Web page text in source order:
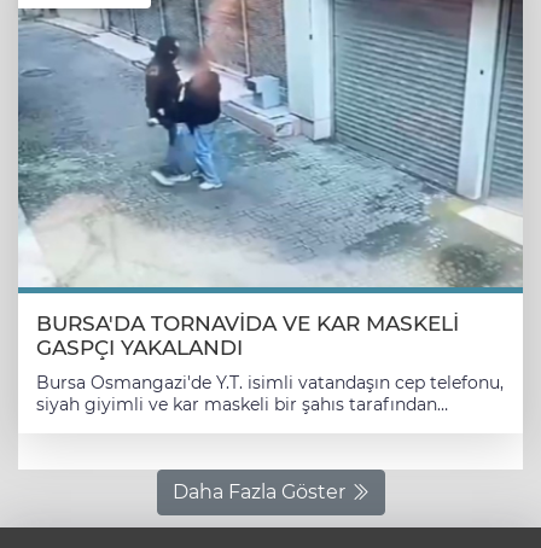
BURSA'DA TORNAVİDA VE KAR MASKELİ
GASPÇI YAKALANDI
Bursa Osmangazi'de Y.T. isimli vatandaşın cep telefonu,
siyah giyimli ve kar maskeli bir şahıs tarafından
telefonunu alıp kaçtığı anlar çevredeki bir iş yerinin
güvenlik kamerası tarafından saniye saniye kaydedildi.
Olayın ardından Asayiş Şube Müdürlüğü Gasp Büro
Amirliği ekipleri kapsamlı kamera incelemesi ve saha
Daha Fazla Göster